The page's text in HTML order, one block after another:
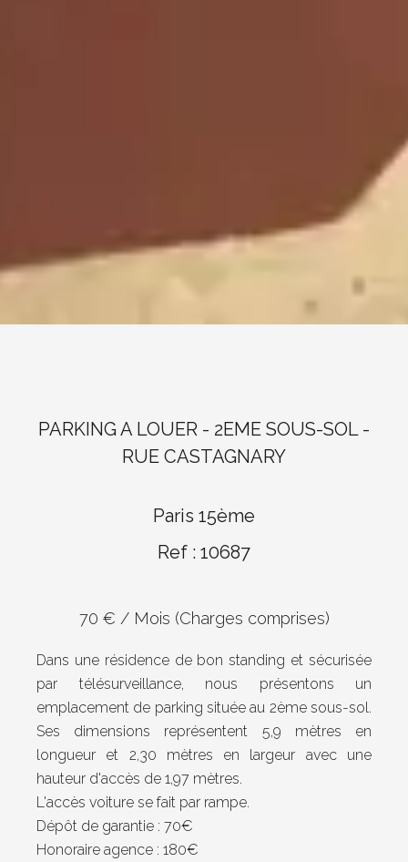
PARKING A LOUER - 2EME SOUS-SOL -
RUE CASTAGNARY
Paris 15ème
Ref : 10687
70 € / Mois (Charges comprises)
Dans une résidence de bon standing et sécurisée
par télésurveillance, nous présentons un
emplacement de parking située au 2ème sous-sol.
Ses dimensions représentent 5,9 mètres en
longueur et 2,30 mètres en largeur avec une
hauteur d'accès de 1,97 mètres.
L'accès voiture se fait par rampe.
Dépôt de garantie : 70€
Honoraire agence : 180€